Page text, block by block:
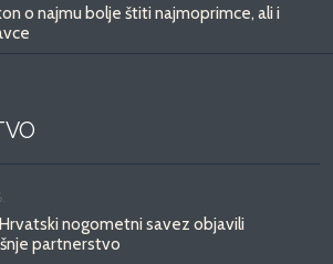
o najmu bolje štiti najmoprimce, ali i
nogometni savez objavili
partnerstvo